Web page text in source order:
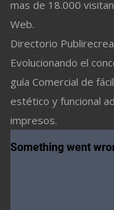
mas de 18.000
Web.
Directorio
Evolucionando el
guía Comercial de
estético y funcional
impresos.